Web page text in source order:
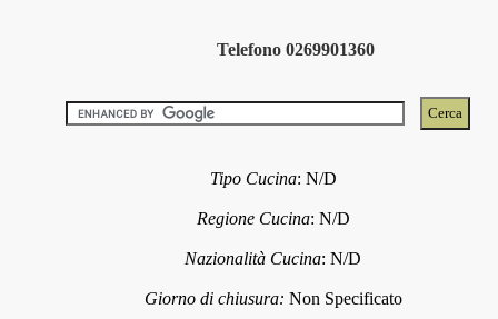
Telefono 0269901360
Tipo Cucina: N/D
Regione Cucina: N/D
Nazionalità Cucina:N/D
Giorno di chiusura: Non Specificato